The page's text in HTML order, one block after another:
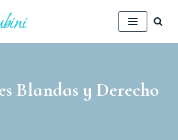
Blandas y Derecho